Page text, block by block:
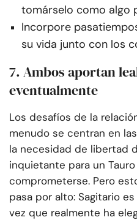
tomárselo como algo
Incorpore
su vida junto con los
7. Ambos aportan
eventualmente
Los desafíos de la
menudo se centran en
la necesidad de libertad
inquietante para un
comprometerse. Pero
pasa por alto: Sagitario
vez que realmente ha